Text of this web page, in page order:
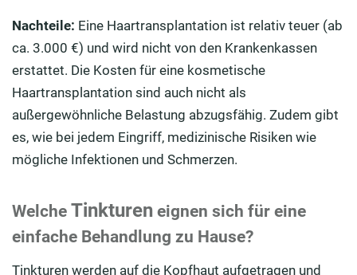
Nachteile: Eine Haartransplantation ist relativ teuer (ab
ca. 3.000 €) und wird nicht von den Krankenkassen
erstattet. Die Kosten für eine kosmetische
Haartransplantation sind auch nicht als
außergewöhnliche Belastung abzugsfähig. Zudem gibt
es, wie bei jedem Eingriff, medizinische Risiken wie
mögliche Infektionen und Schmerzen.
Welche Tinkturen eignen sich für eine
einfache Behandlung zu Hause?
Tinkturen werden auf die Kopfhaut aufgetragen und